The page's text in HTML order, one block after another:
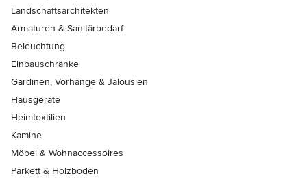
Landschaftsarchitekten
Armaturen & Sanitärbedarf
Beleuchtung
Einbauschränke
Gardinen, Vorhänge & Jalousien
Hausgeräte
Heimtextilien
Kamine
Möbel & Wohnaccessoires
Parkett & Holzböden